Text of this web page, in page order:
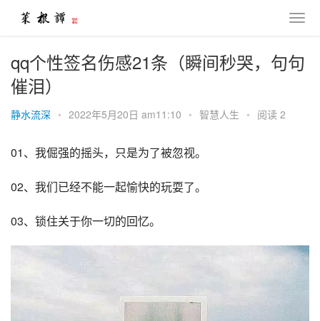
qq个性签名伤感21条（瞬间秒哭，句句
催泪）
静水流深 • 2022年5月20日 am11:10 • 智慧人生 • 阅读 2
01、我倔强的摇头，只是为了被忽视。
02、我们已经不能一起愉快的玩耍了。
03、锁住关于你一切的回忆。